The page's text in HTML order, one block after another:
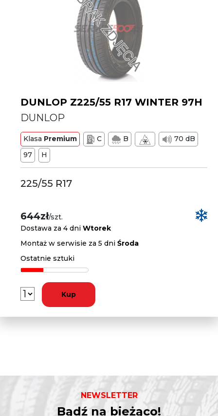
DUNLOP Z225/55 R17 WINTER 97H
DUNLOP
Klasa Premium C B
70 dB
97
H
225/55 R17
644zł/szt.
Dostawa za 4 dniWtorek
Montaż w serwisie za 5 dniŚroda
Ostatnie sztuki
Kup
NEWSLETTER
Bądź na bieżąco!